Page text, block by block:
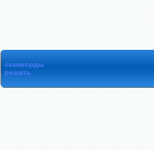
сканворды
решать